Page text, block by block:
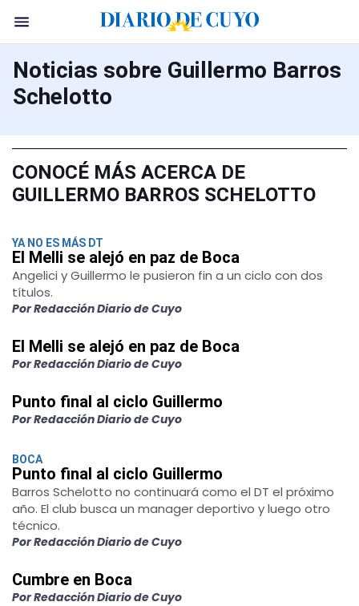
Noticias sobre Guillermo Barros
Schelotto
CONOCÉ MÁS ACERCA DE
GUILLERMO BARROS SCHELOTTO
YA NO ES MÁS DT
El Melli se alejó en paz de Boca
Angelici y Guillermo le pusieron fin a un ciclo con dos
títulos.
Por Redacción Diario de Cuyo
El Melli se alejó en paz de Boca
Por Redacción Diario de Cuyo
Punto final al ciclo Guillermo
Por Redacción Diario de Cuyo
BOCA
Punto final al ciclo Guillermo
Barros Schelotto no continuará como el DT el próximo
año. El club busca un manager deportivo y luego otro
técnico.
Por Redacción Diario de Cuyo
Cumbre en Boca
Por Redacción Diario de Cuyo